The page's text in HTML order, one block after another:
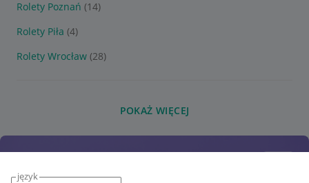
język
Rolety Poznań (14)
Rolety Piła (4)
Rolety Wrocław (28)
POKAŻ WIĘCEJ